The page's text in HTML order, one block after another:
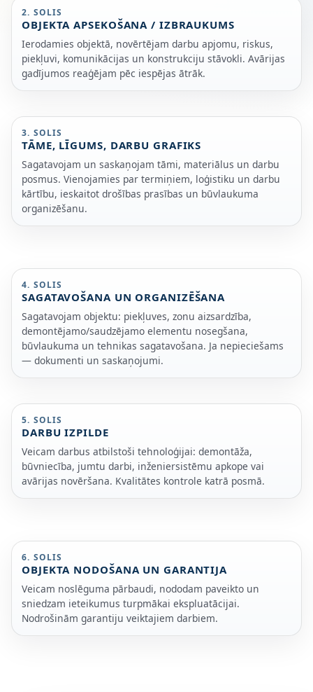
2. SOLIS
OBJEKTA APSEKOŠANA / IZBRAUKUMS
Ierodamies objektā, novērtējam darbu apjomu, riskus,
piekļuvi, komunikācijas un konstrukciju stāvokli. Avārijas
gadījumos reaģējam pēc iespējas ātrāk.
3. SOLIS
TĀME, LĪGUMS, DARBU GRAFIKS
Sagatavojam un saskaņojam tāmi, materiālus un darbu
posmus. Vienojamies par termiņiem, loģistiku un darbu
kārtību, ieskaitot drošības prasības un būvlaukuma
organizēšanu.
4. SOLIS
SAGATAVOŠANA UN ORGANIZĒŠANA
Sagatavojam objektu: piekļuves, zonu aizsardzība,
demontējamo/saudzējamo elementu nosegšana,
būvlaukuma un tehnikas sagatavošana. Ja nepieciešams
— dokumenti un saskaņojumi.
5. SOLIS
DARBU IZPILDE
Veicam darbus atbilstoši tehnoloģijai: demontāža,
būvniecība, jumtu darbi, inženiersistēmu apkope vai
avārijas novēršana. Kvalitātes kontrole katrā posmā.
6. SOLIS
OBJEKTA NODOŠANA UN GARANTIJA
Veicam noslēguma pārbaudi, nododam paveikto un
sniedzam ieteikumus turpmākai ekspluatācijai.
Nodrošinām garantiju veiktajiem darbiem.